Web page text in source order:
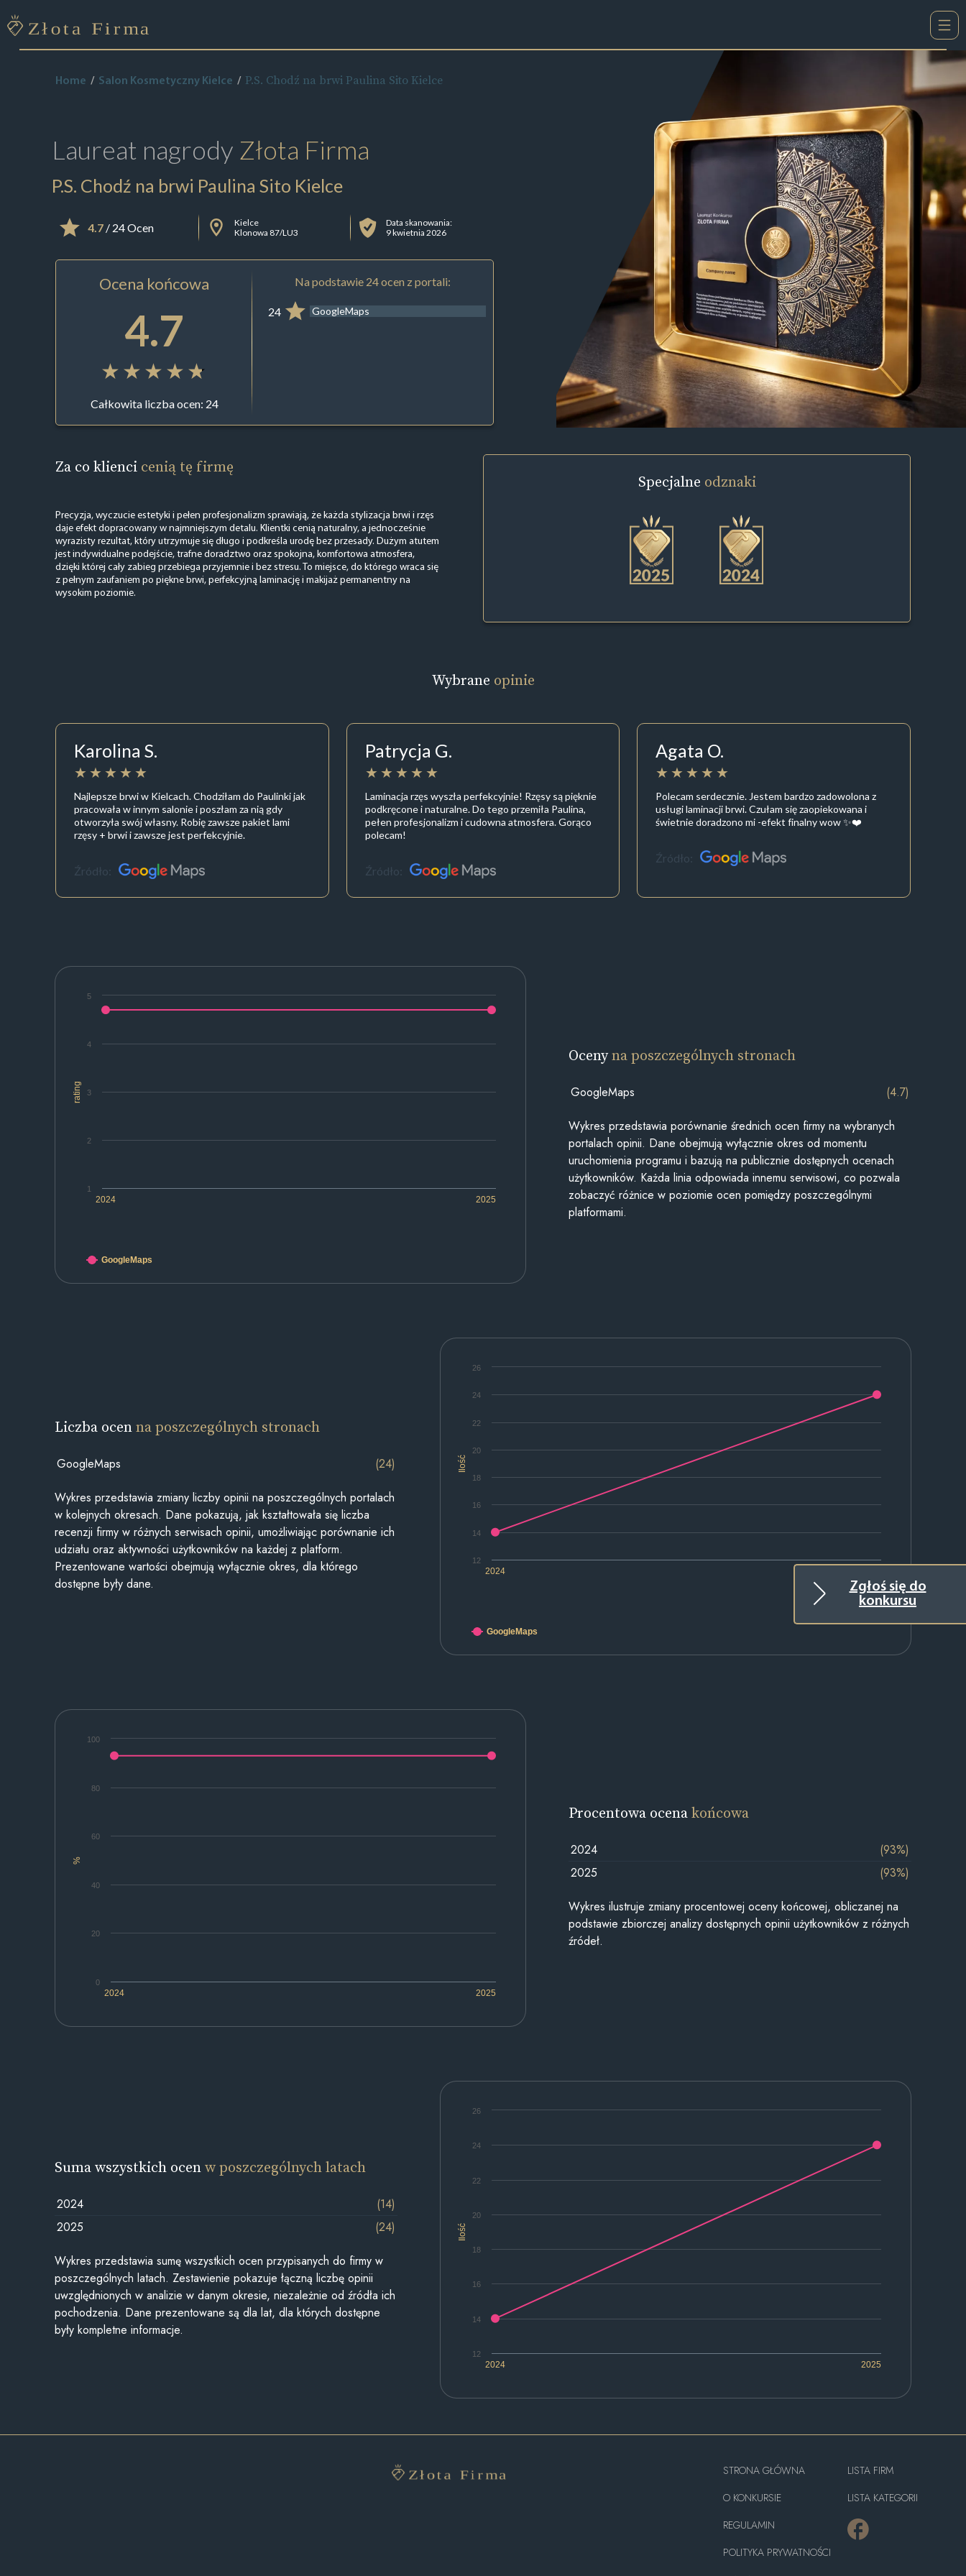
Zgłoś się do
konkursu
Home Salon Kosmetyczny Kielce P.S. Chodź na brwi Paulina Sito Kielce
Laureat nagrody Złota Firma
P.S. Chodź na brwi Paulina Sito Kielce
4.7/ 24 Ocen
Kielce
Klonowa 87/LU3
Data skanowania:
9 kwietnia 2026
Ocena końcowa
4.7
Całkowita liczba ocen: 24
Na podstawie 24 ocen z portali:
24 GoogleMaps
Za co klienci cenią tę firmę
Precyzja, wyczucie estetyki i pełen profesjonalizm sprawiają, że każda stylizacja brwi i rzęs
daje efekt dopracowany w najmniejszym detalu. Klientki cenią naturalny, a jednocześnie
wyrazisty rezultat, który utrzymuje się długo i podkreśla urodę bez przesady. Dużym atutem
jest indywidualne podejście, trafne doradztwo oraz spokojna, komfortowa atmosfera,
dzięki której cały zabieg przebiega przyjemnie i bez stresu. To miejsce, do którego wraca się
z pełnym zaufaniem po piękne brwi, perfekcyjną laminację i makijaż permanentny na
wysokim poziomie.
Specjalne odznaki
Wybrane opinie
Karolina S.
Najlepsze brwi w Kielcach. Chodziłam do Paulinki jak
pracowała w innym salonie i poszłam za nią gdy
otworzyła swój własny. Robię zawsze pakiet lami
rzęsy + brwi i zawsze jest perfekcyjnie.
Źródło:
Patrycja G.
Laminacja rzęs wyszła perfekcyjnie! Rzęsy są pięknie
podkręcone i naturalne. Do tego przemiła Paulina,
pełen profesjonalizm i cudowna atmosfera. Gorąco
polecam!
Źródło:
Agata O.
Polecam serdecznie. Jestem bardzo zadowolona z
usługi laminacji brwi. Czułam się zaopiekowana i
świetnie doradzono mi -efekt finalny wow ✨❤️
Źródło:
rating
2024 2025
1
2
3
4
5
GoogleMaps
Ocenyna poszczególnych stronach
GoogleMaps (4.7)
Wykres przedstawia porównanie średnich ocen firmy na wybranych
portalach opinii. Dane obejmują wyłącznie okres od momentu
uruchomienia programu i bazują na publicznie dostępnych ocenach
użytkowników. Każda linia odpowiada innemu serwisowi, co pozwala
zobaczyć różnice w poziomie ocen pomiędzy poszczególnymi
platformami.
Ilość
2024
12
14
16
18
20
22
24
26
GoogleMaps
Liczba ocenna poszczególnych stronach
GoogleMaps (24)
Wykres przedstawia zmiany liczby opinii na poszczególnych portalach
w kolejnych okresach. Dane pokazują, jak kształtowała się liczba
recenzji firmy w różnych serwisach opinii, umożliwiając porównanie ich
udziału oraz aktywności użytkowników na każdej z platform.
Prezentowane wartości obejmują wyłącznie okres, dla którego
dostępne były dane.
%
2024 2025
0
20
40
60
80
100
Procentowa ocenakońcowa
2024
(93%)
2025
(93%)
Wykres ilustruje zmiany procentowej oceny końcowej, obliczanej na
podstawie zbiorczej analizy dostępnych opinii użytkowników z różnych
źródeł.
Ilość
2024 2025
12
14
16
18
20
22
24
26
Suma wszystkich ocenw poszczególnych latach
2024
(14)
2025
(24)
Wykres przedstawia sumę wszystkich ocen przypisanych do firmy w
poszczególnych latach. Zestawienie pokazuje łączną liczbę opinii
uwzględnionych w analizie w danym okresie, niezależnie od źródła ich
pochodzenia. Dane prezentowane są dla lat, dla których dostępne
były kompletne informacje.
STRONA GŁÓWNA
O KONKURSIE
REGULAMIN
POLITYKA PRYWATNOŚCI
LISTA FIRM
LISTA KATEGORII